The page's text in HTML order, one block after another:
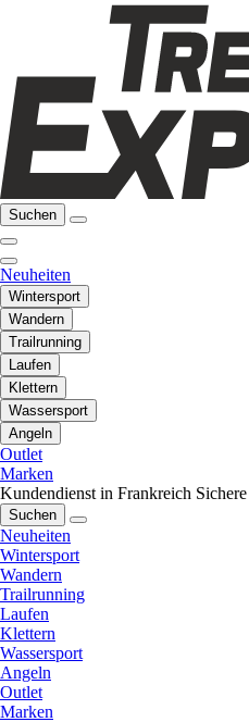
Suchen
Neuheiten
Wintersport
Wandern
Trailrunning
Laufen
Klettern
Wassersport
Angeln
Outlet
Marken
Kundendienst in Frankreich
Suchen
Neuheiten
Wintersport
Wandern
Trailrunning
Laufen
Klettern
Wassersport
Angeln
Outlet
Marken